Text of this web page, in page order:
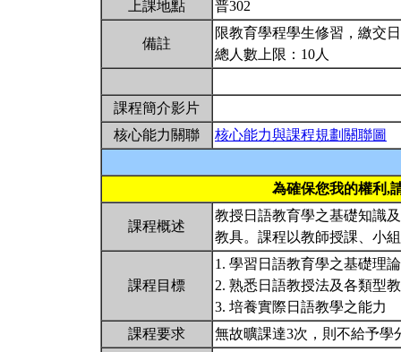
上課地點
普302
備註
限教育學程學生修習，繳交
總人數上限：10人
課程簡介影片
核心能力關聯
核心能力與課程規劃關聯圖
為確保您我的權利,
課程概述
教授日語教育學之基礎知識
教具。課程以教師授課、小
課程目標
1. 學習日語教育學之基礎理
2. 熟悉日語教授法及各類型
3. 培養實際日語教學之能力
課程要求
無故曠課達3次，則不給予